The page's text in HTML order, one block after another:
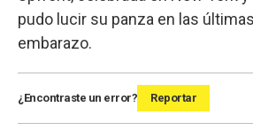
pudo lucir su panza en las
embarazo.
¿Encontraste un error? Reportar